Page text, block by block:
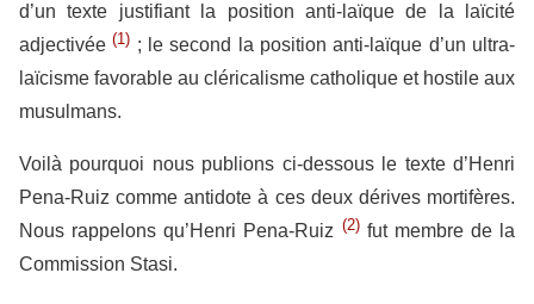
d’un texte justifiant la position anti-laïque de la laïcité
adjectivée(1) ; le second la position anti-laïque d’un ultra-
laïcisme favorable au cléricalisme catholique et hostile aux
musulmans.
Voilà pourquoi nous publions ci-dessous le texte d’Henri
Pena-Ruiz comme antidote à ces deux dérives mortifères.
Nous rappelons qu’Henri Pena-Ruiz (2)fut membre de la
Commission Stasi.